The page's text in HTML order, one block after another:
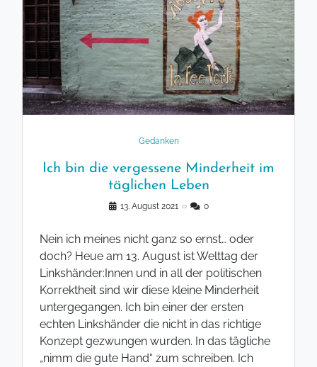
Gedanken
Ich bin die vergessene Minderheit im
täglichen Leben
13. August 2021 ◌ 0
Nein ich meines nicht ganz so ernst… oder
doch? Heue am 13. August ist Welttag der
Linkshänder:Innen und in all der politischen
Korrektheit sind wir diese kleine Minderheit
untergegangen. Ich bin einer der ersten
echten Linkshänder die nicht in das richtige
Konzept gezwungen wurden. In das tägliche
„nimm die gute Hand“ zum schreiben. Ich